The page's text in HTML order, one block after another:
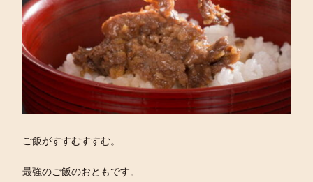
ご飯がすすむすすむ。
最強のご飯のおともです。